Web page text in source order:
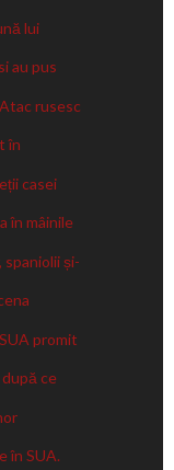
lui
au pus
rusesc
în
casei
în mâinile
spaniolii și-
promit
ce
în SUA.